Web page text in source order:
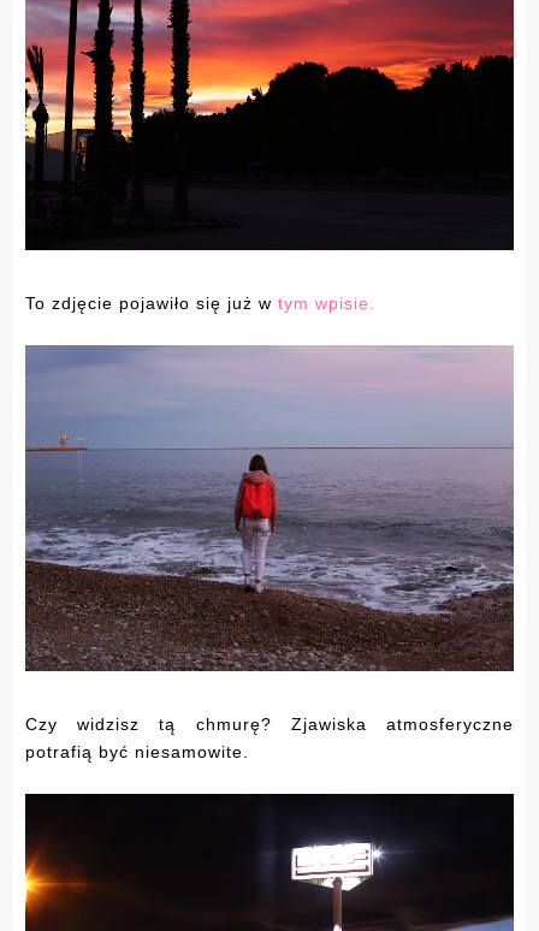
To zdjęcie pojawiło się już w tym wpisie.
Czy widzisz tą chmurę? Zjawiska atmosferyczne
potrafią być niesamowite.